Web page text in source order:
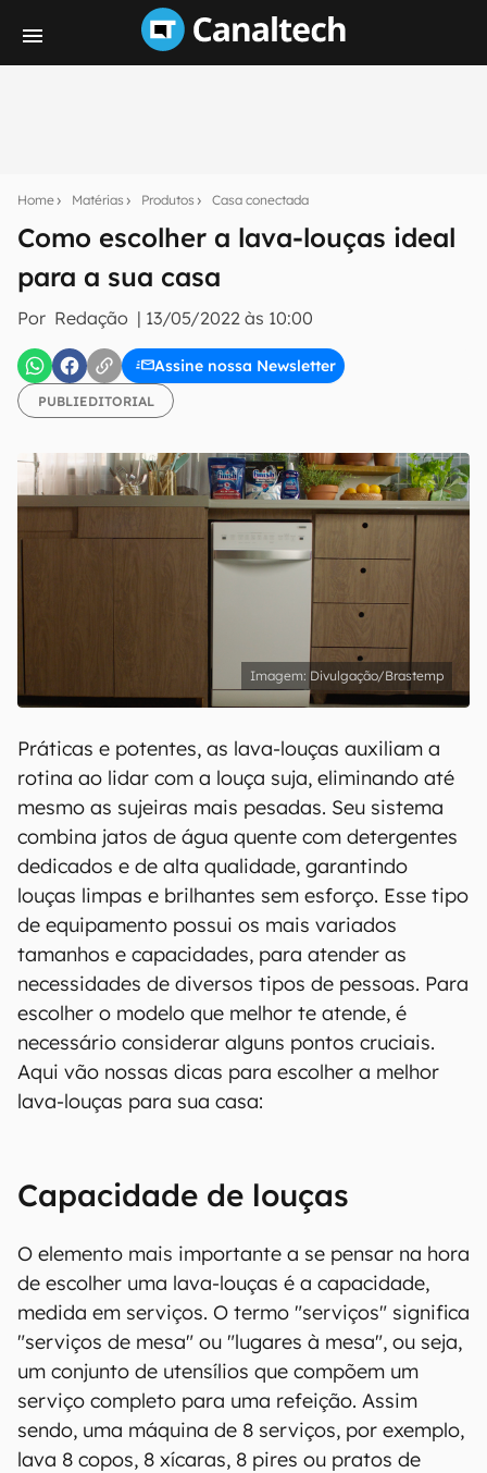
Home Matérias Produtos Casa conectada
Como escolher a lava-louças ideal
para a sua casa
Por Redação | 13/05/2022 às 10:00
Assine nossa Newsletter
PUBLIEDITORIAL
notícias e reviews sobre tecnologia em primeira
E-mail
inscreva-se
Uso e Política de Privacidade do Canaltech.
Divulgação/Brastemp
Práticas e potentes, as lava-louças auxiliam a
rotina ao lidar com a louça suja, eliminando até
mesmo as sujeiras mais pesadas. Seu sistema
combina jatos de água quente com detergentes
dedicados e de alta qualidade, garantindo
louças limpas e brilhantes sem esforço. Esse tipo
de equipamento possui os mais variados
tamanhos e capacidades, para atender as
necessidades de diversos tipos de pessoas. Para
escolher o modelo que melhor te atende, é
necessário considerar alguns pontos cruciais.
Aqui vão nossas dicas para escolher a melhor
lava-louças para sua casa:
Capacidade de louças
O elemento mais importante a se pensar na hora
de escolher uma lava-louças é a capacidade,
medida em serviços. O termo "serviços" significa
"serviços de mesa" ou "lugares à mesa", ou seja,
um conjunto de utensílios que compõem um
serviço completo para uma refeição. Assim
sendo, uma máquina de 8 serviços, por exemplo,
lava 8 copos, 8 xícaras, 8 pires ou pratos de